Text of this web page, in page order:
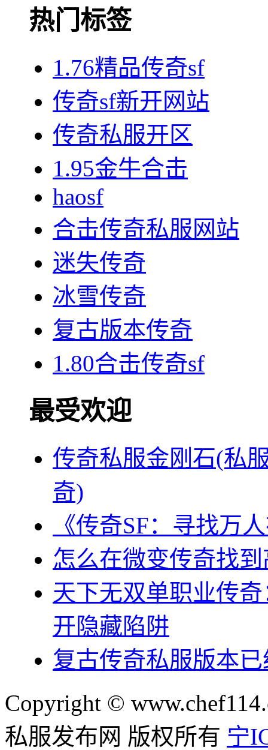
热门标签
1.76精品传奇sf
传奇sf新开网站
传奇私服开区
1.95金牛合击
haosf
合击传奇私服网站
迷失传奇
冰雪传奇
复古版本传奇
1.80合击传奇sf
最受欢迎
传奇私服金刚石(私
奇)
《传奇SF：寻找万
怎么在微变传奇找
天下无双单职业传
开隐藏陷阱
复古传奇私服版本
Copyright ©
私服发布网 版权所有 宁